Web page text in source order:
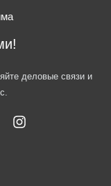
деловые связи и